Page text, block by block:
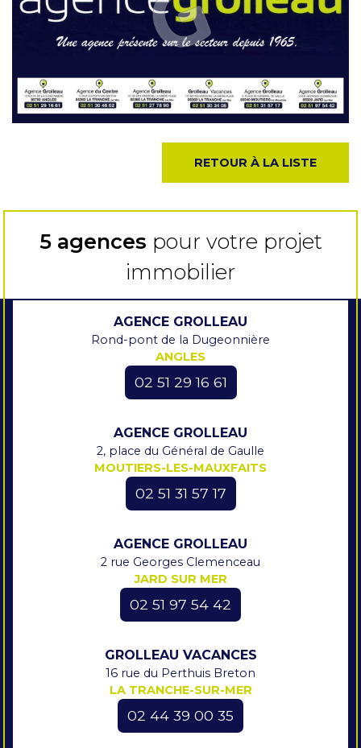
RETOUR À LA LISTE
5 agences pour votre projet
immobilier
AGENCE GROLLEAU
Rond-pont de la Dugeonnière
ANGLES
02 51 29 16 61
AGENCE GROLLEAU
2, place du Général de Gaulle
MOUTIERS-LES-MAUXFAITS
02 51 31 57 17
AGENCE GROLLEAU
2 rue Georges Clemenceau
JARD SUR MER
02 51 97 54 42
GROLLEAU VACANCES
16 rue du Perthuis Breton
LA TRANCHE-SUR-MER
02 44 39 00 35